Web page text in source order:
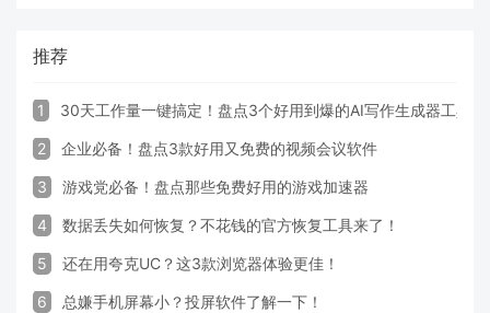
推荐
1 30天工作量一键搞定！盘点3个好用到爆的AI写作生成器工具
2 企业必备！盘点3款好用又免费的视频会议软件
3 游戏党必备！盘点那些免费好用的游戏加速器
4 数据丢失如何恢复？不花钱的官方恢复工具来了！
5 还在用夸克UC？这3款浏览器体验更佳！
6 总嫌手机屏幕小？投屏软件了解一下！